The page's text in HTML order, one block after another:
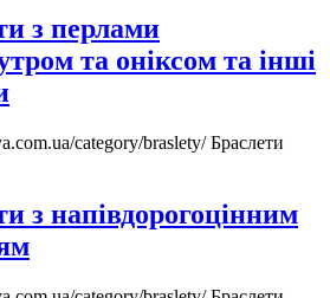
з перлами
та оніксом та інші
category/braslety/Браслети
з напівдорогоцінним